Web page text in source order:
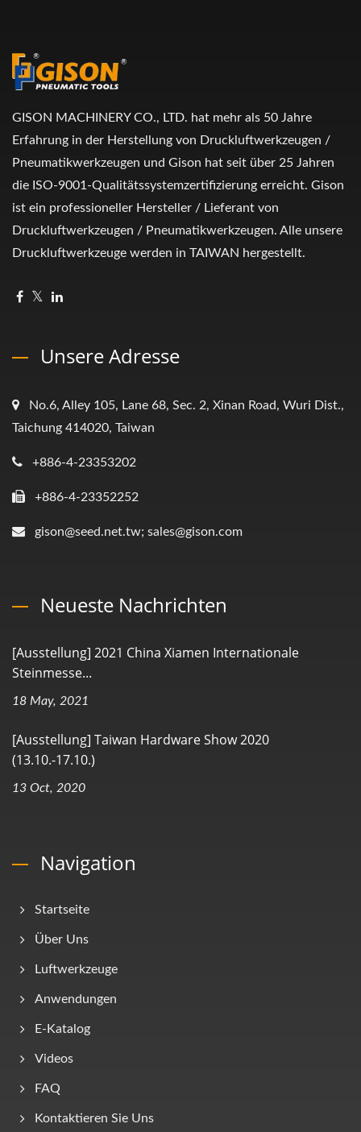
GISON MACHINERY CO., LTD. hat mehr als 50 Jahre
Erfahrung in der Herstellung von Druckluftwerkzeugen /
Pneumatikwerkzeugen und Gison hat seit über 25 Jahren
die ISO-9001-Qualitätssystemzertifizierung erreicht. Gison
ist ein professioneller Hersteller / Lieferant von
Druckluftwerkzeugen / Pneumatikwerkzeugen. Alle unsere
Druckluftwerkzeuge werden in TAIWAN hergestellt.
Unsere Adresse
No.6, Alley 105, Lane 68, Sec. 2, Xinan Road, Wuri Dist.,
Taichung 414020, Taiwan
+886-4-23353202
+886-4-23352252
gison@seed.net.tw; sales@gison.com
Neueste Nachrichten
[Ausstellung] 2021 China Xiamen Internationale
Steinmesse...
18 May, 2021
[Ausstellung] Taiwan Hardware Show 2020
(13.10.-17.10.)
13 Oct, 2020
Navigation
Startseite
Über Uns
Luftwerkzeuge
Anwendungen
E-Katalog
Videos
FAQ
Kontaktieren Sie Uns